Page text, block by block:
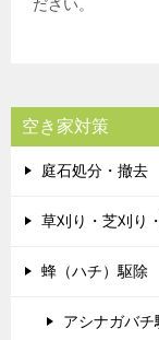
ださい。
空き家対策
庭石処分・撤去
草刈り・芝刈り
蜂（ハチ）駆除
アシナガバチ